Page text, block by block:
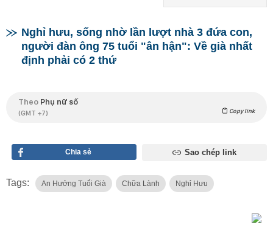
Nghỉ hưu, sống nhờ lần lượt nhà 3 đứa con,
người đàn ông 75 tuổi "ân hận": Về già nhất
định phải có 2 thứ
Theo Phụ nữ số
(GMT +7) Copy link
Chia sẻ Sao chép link
Tags: An Hưởng Tuổi Già Chữa Lành Nghỉ Hưu